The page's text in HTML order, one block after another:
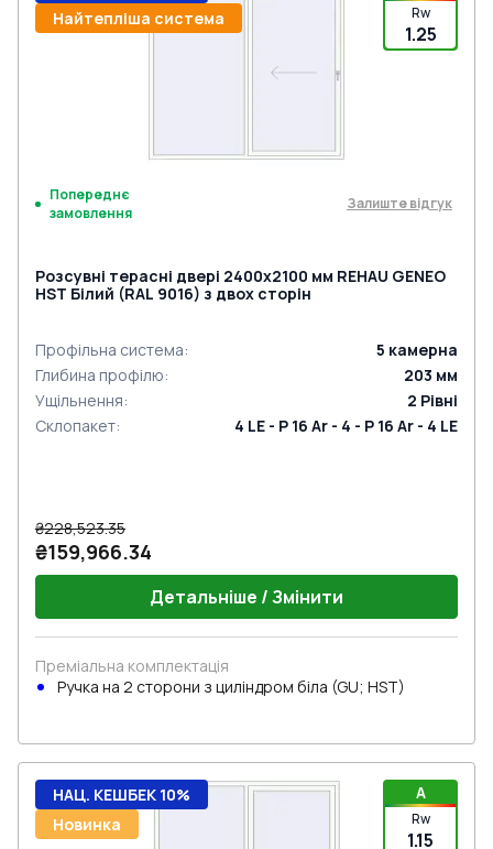
Rw
1.25
Найтепліша система
Попереднє
замовлення
Залиште відгук
Розсувні терасні двері 2400x2100 мм REHAU GENEO
HST Білий (RAL 9016) з двох сторін
Профільна система: 5 камерна
Глибина профілю: 203 мм
Ущільнення: 2 Рівні
Склопакет: 4 LE - P 16 Ar - 4 - P 16 Ar - 4 LE
₴228,523.35
₴159,966.34
Детальніше / Змінити
Преміальна комплектація
Ручка на 2 сторони з циліндром біла (GU; HST)
A
Rw
1.15
НАЦ. КЕШБЕК 10%
Новинка